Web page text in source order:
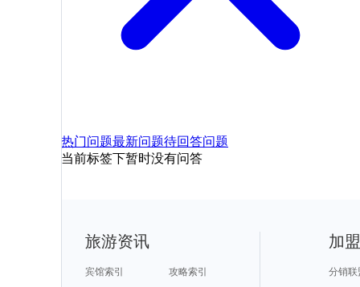
热门问题最新问题待回答问题
当前标签下暂时没有问答
旅游资讯
宾馆索引
攻略索引
加
分销联